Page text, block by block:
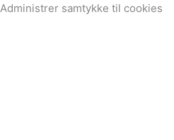
Administrer samtykke til cookies
Funktionsdygtig
Præferencer
Statistikker
Marketing